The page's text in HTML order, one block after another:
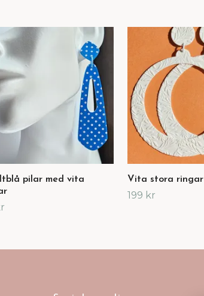
pilar med vita
Vita stora ringar
199 kr